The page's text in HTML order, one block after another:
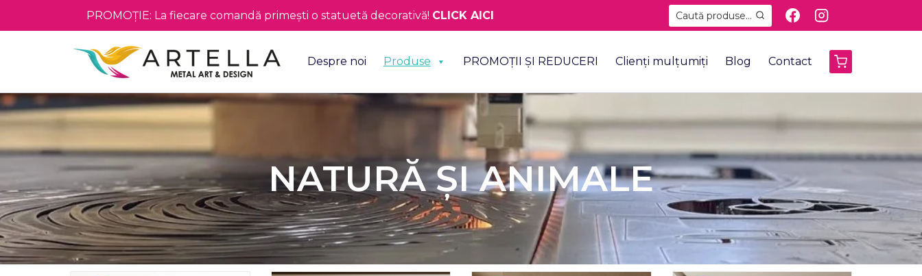
PROMOȚIE: La fiecare comandă primești o statuetă decorativă! CLICK AICI Caută produse...
Despre noi Produse PROMOȚII ȘI REDUCERI Clienți mulțumiți Blog Contact
NATURĂ ȘI ANIMALE